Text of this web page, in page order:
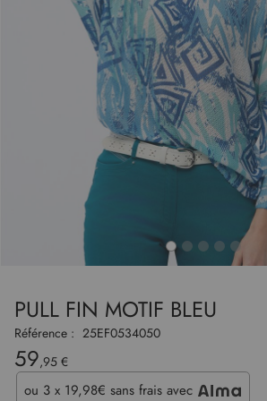
PULL FIN MOTIF BLEU
Référence : 25EF0534050
59,95 €
ou 3 x 19,98€ sans frais avec